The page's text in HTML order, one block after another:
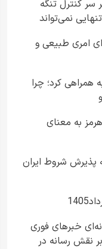
سر کنترل تنگه
نمی‌تواند
امری طبیعی و
همراهی کرد؛ چرا
به معنای
پذیرش شروط ایران
خبرهای فوری
نقش رسانه در